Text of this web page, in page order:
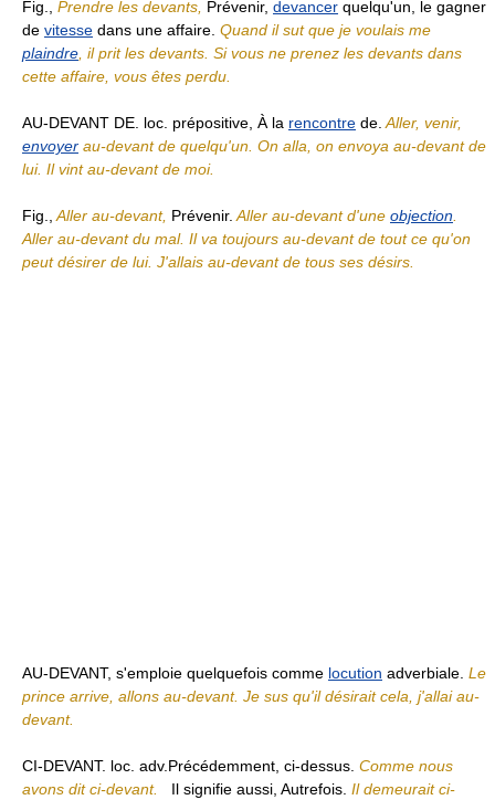
Fig., Prendre les devants, Prévenir, devancer quelqu'un, le gagner
de vitesse dans une affaire. Quand il sut que je voulais me
plaindre , il prit les devants. Si vous ne prenez les devants dans
cette affaire, vous êtes perdu.
AU-DEVANT DE. loc. prépositive, À la rencontre de. Aller, venir,
envoyer au-devant de quelqu'un. On alla, on envoya au-devant de
lui. Il vint au-devant de moi.
Fig., Aller au-devant, Prévenir. Aller au-devant d'une objection
Aller au-devant du mal. Il va toujours au-devant de tout ce qu'on
peut désirer de lui. J'allais au-devant de tous ses désirs.
AU-DEVANT, s'emploie quelquefois comme locution adverbiale. Le
prince arrive, allons au-devant. Je sus qu'il désirait cela, j'allai au-
devant.
CI-DEVANT. loc. adv.Précédemment, ci-dessus. Comme nous
avons dit ci-devant.
Il signifie aussi, Autrefois. Il demeurait ci-